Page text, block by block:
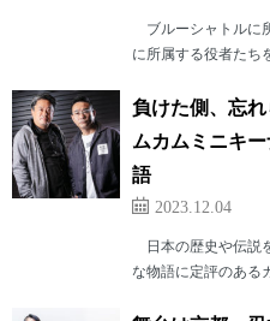
ブルーシャトルに
に所属する役者た
負けた側、忘
ムカムミニキ
語
2023.12.04
日本の歴史や伝説
な物語に定評のあ